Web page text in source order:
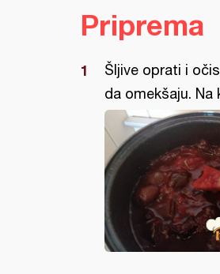
Priprema
Šljive oprati i
da omekšaju. Na